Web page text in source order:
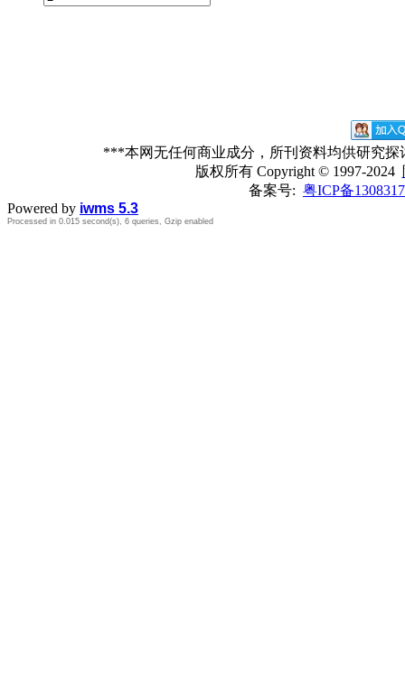
***本网无任何商业成分，所刊资料均供研究
版权所有 Copyright © 1997-2024
备案号: 粤ICP备
Powered by iwms 5.3
Processed in 0.015 second(s), 6 queries, Gzip enabled